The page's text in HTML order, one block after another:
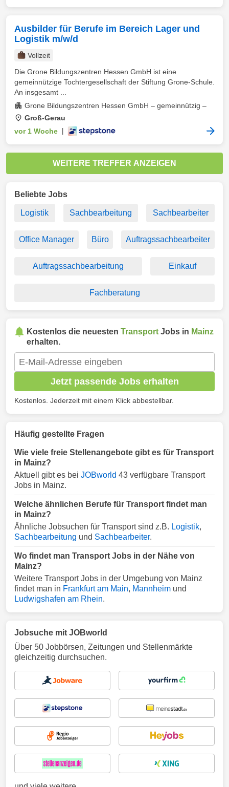
Ausbilder für Berufe im Bereich Lager und
Logistik m/w/d
Vollzeit
Die Grone Bildungszentren Hessen GmbH ist eine
gemeinnützige Tochtergesellschaft der Stiftung Grone-Schule.
An insgesamt ...
Grone Bildungszentren Hessen GmbH – gemeinnützig –
Groß-Gerau
vor 1 Woche
WEITERE TREFFER ANZEIGEN
Beliebte Jobs
Logistik Sachbearbeitung Sachbearbeiter
Office Manager Büro Auftragssachbearbeiter
Auftragssachbearbeitung Einkauf
Fachberatung
Kostenlos die neuesten Transport Jobs in Mainz
erhalten.
Jetzt passende Jobs erhalten
Kostenlos. Jederzeit mit einem Klick abbestellbar.
Häufig gestellte Fragen
Wie viele freie Stellenangebote gibt es für Transport
in Mainz?
Aktuell gibt es bei JOBworld 43 verfügbare Transport
Jobs in Mainz.
Welche ähnlichen Berufe für Transport findet man
in Mainz?
Ähnliche Jobsuchen für Transport sind z.B. Logistik,
Sachbearbeitung und Sachbearbeiter.
Wo findet man Transport Jobs in der Nähe von
Mainz?
Weitere Transport Jobs in der Umgebung von Mainz
findet man in Frankfurt am Main, Mannheim und
Ludwigshafen am Rhein.
Jobsuche mit JOBworld
Über 50 Jobbörsen, Zeitungen und Stellenmärkte
gleichzeitig durchsuchen.